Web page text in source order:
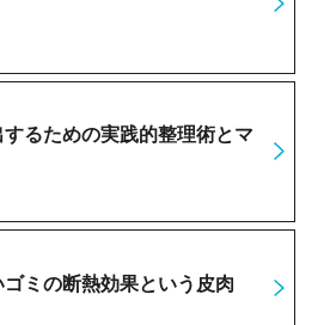
るための実践的整理術とマ
ミの断熱効果という皮肉